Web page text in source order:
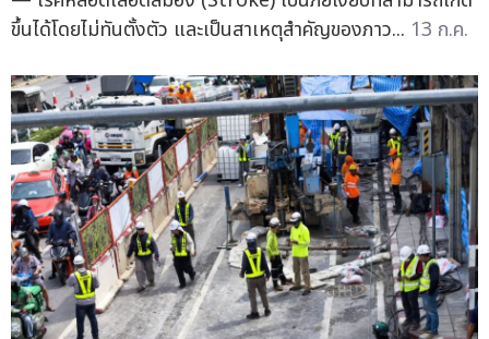
ขึ้นได้โดยไม่ทันตั้งตัว และเป็นสาเหตุสำคัญของภาว... 13 ก.ค.